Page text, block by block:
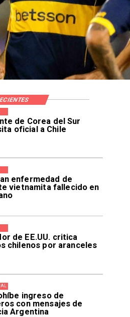
de Corea del Sur
oficial a Chile
enfermedad de
vietnamita fallecido en
de EE.UU. critica
chilenos por aranceles
ingreso de
con mensajes de
Argentina